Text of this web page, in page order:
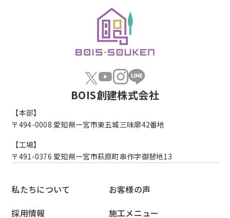
BOIS創建株式会社
【本部】
〒494-0008 愛知県一宮市東五城三味廓42番地
【工場】
〒491-0376 愛知県一宮市萩原町串作字御替地13
私たちについて
お客様の声
採用情報
施工メニュー